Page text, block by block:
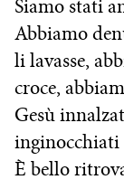
Siamo stati
Abbiamo
li lavasse,
croce,
Gesù
inginocchiati
È bello